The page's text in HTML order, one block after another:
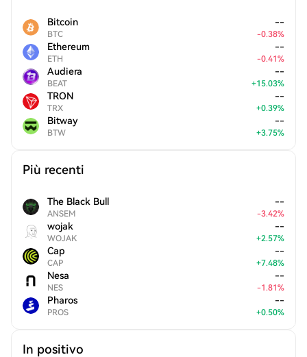
Bitcoin
BTC
--
-0.38%
Ethereum
ETH
--
-0.41%
Audiera
BEAT
--
+15.03%
TRON
TRX
--
+0.39%
Bitway
BTW
--
+3.75%
Più recenti
The Black Bull
ANSEM
--
-3.42%
wojak
WOJAK
--
+2.57%
Cap
CAP
--
+7.48%
Nesa
NES
--
-1.81%
Pharos
PROS
--
+0.50%
In positivo